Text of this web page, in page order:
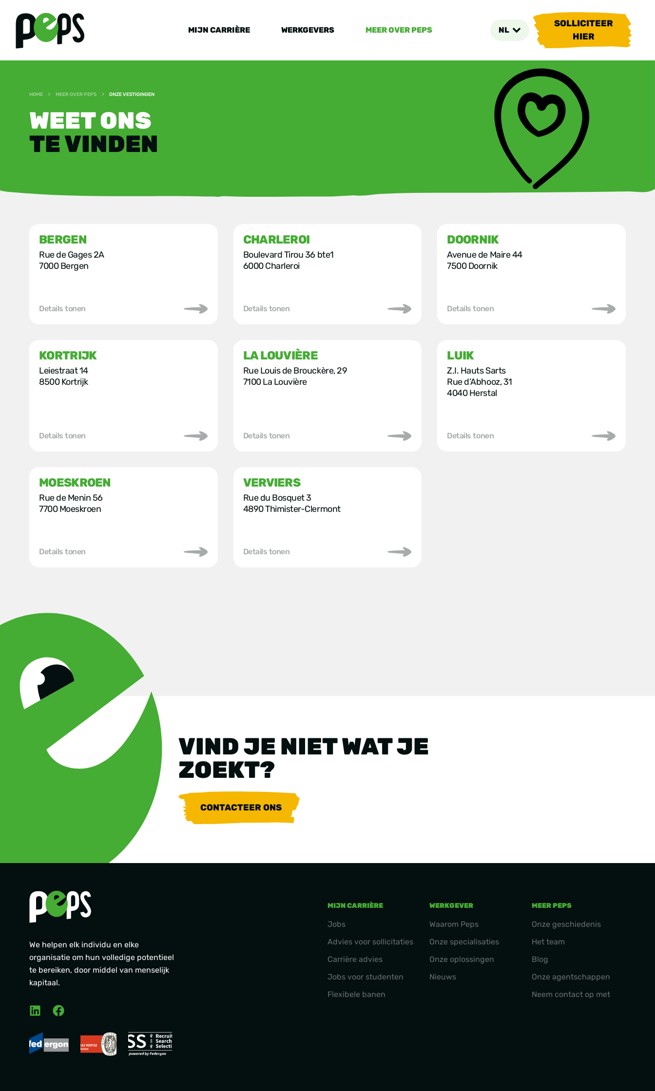
MIJN CARRIÈRE WERKGEVERS MEER OVER PEPS
SOLLICITEER
HIER
NL
HOME > MEER OVER PEPS > ONZE VESTIGINGEN
WEET ONS
TE VINDEN
BERGEN
Rue de Gages 2A
7000 Bergen
Details tonen
CHARLEROI
Boulevard Tirou 36 bte1
6000 Charleroi
Details tonen
DOORNIK
Avenue de Maire 44
7500 Doornik
Details tonen
KORTRIJK
Leiestraat 14
8500 Kortrijk
Details tonen
LA LOUVIÈRE
Rue Louis de Brouckère, 29
7100 La Louvière
Details tonen
LUIK
Z.I. Hauts Sarts
Rue d’Abhooz, 31
4040 Herstal
Details tonen
MOESKROEN
Rue de Menin 56
7700 Moeskroen
Details tonen
VERVIERS
Rue du Bosquet 3
4890 Thimister-Clermont
Details tonen
VIND JE NIET WAT JE
ZOEKT?
CONTACTEER ONS
We helpen elk individu en elke
organisatie om hun volledige potentieel
te bereiken, door middel van menselijk
kapitaal.
MIJN CARRIÈRE
Jobs
Advies voor sollicitaties
Carrière advies
Jobs voor studenten
Flexibele banen
WERKGEVER
Waarom Peps
Onze specialisaties
Onze oplossingen
Nieuws
MEER PEPS
Onze geschiedenis
Het team
Blog
Onze agentschappen
Neem contact op met